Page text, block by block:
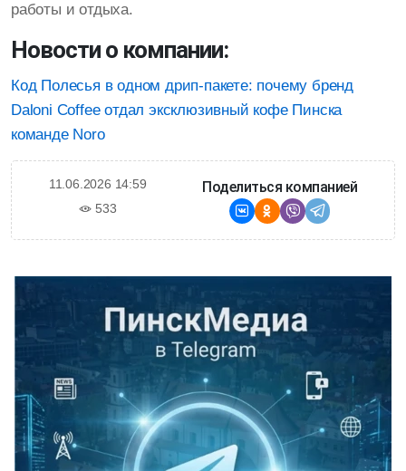
работы и отдыха.
Новости о компании:
Код Полесья в одном дрип-пакете: почему бренд
Daloni Coffee отдал эксклюзивный кофе Пинска
команде Noro
11.06.2026 14:59
533
Поделиться компанией